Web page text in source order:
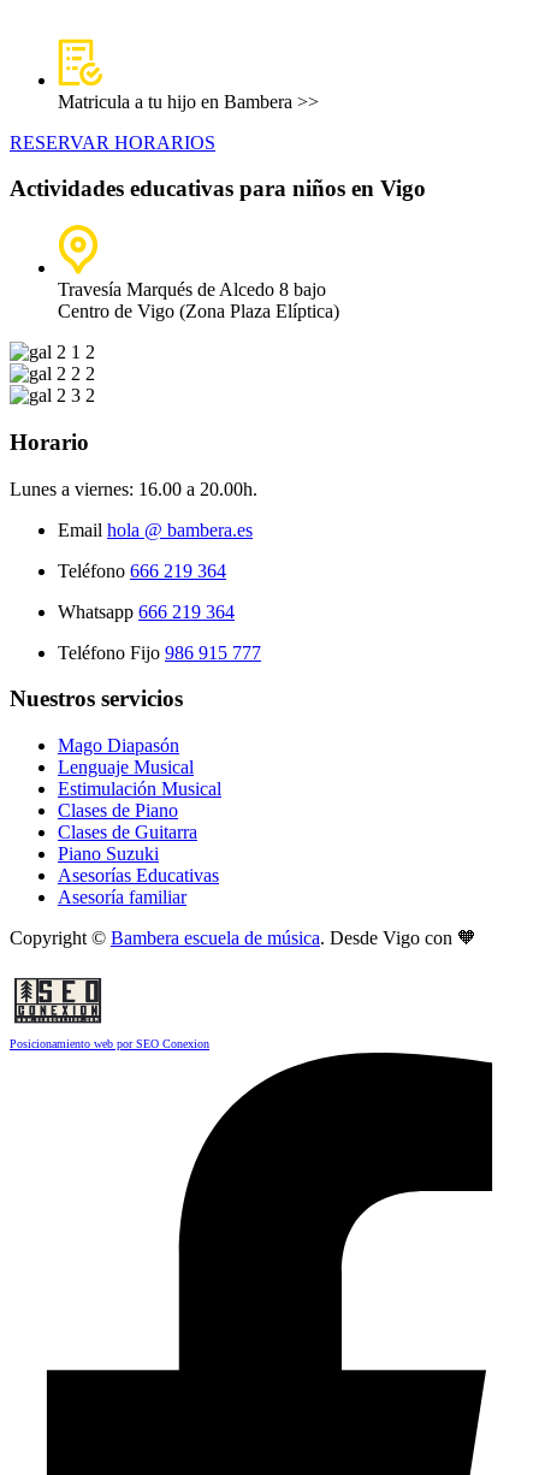
Matricula a tu hijo en Bambera >>
RESERVAR HORARIOS
Actividades educativas para niños en Vigo
Travesía Marqués de Alcedo 8 bajo
Centro de Vigo (Zona Plaza Elíptica)
Horario
Lunes a viernes: 16.00 a 20.00h.
Email hola @ bambera.es
Teléfono 666 219 364
Whatsapp 666 219 364
Teléfono Fijo 986 915 777
Nuestros servicios
Mago Diapasón
Lenguaje Musical
Estimulación Musical
Clases de Piano
Clases de Guitarra
Piano Suzuki
Asesorías Educativas
Asesoría familiar
Copyright © Bambera escuela de música. Desde Vigo con 🧡
Posicionamiento web por SEO Conexion